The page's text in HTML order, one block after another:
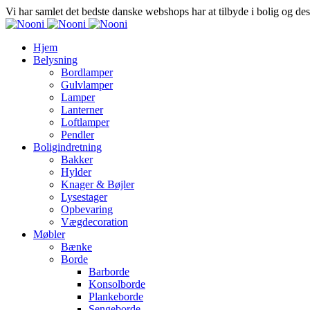
Vi har samlet det bedste danske webshops har at tilbyde i bolig og
Hjem
Belysning
Bordlamper
Gulvlamper
Lamper
Lanterner
Loftlamper
Pendler
Boligindretning
Bakker
Hylder
Knager & Bøjler
Lysestager
Opbevaring
Vægdecoration
Møbler
Bænke
Borde
Barborde
Konsolborde
Plankeborde